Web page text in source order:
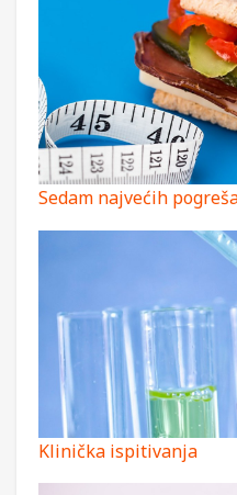
Sedam najvećih
Klinička ispitivanja